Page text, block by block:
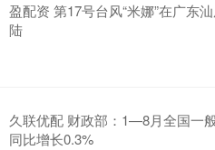
盈配资 第17号台风“米娜”在广东
陆
久联优配 财政部：1—8月全国一
同比增长0.3%